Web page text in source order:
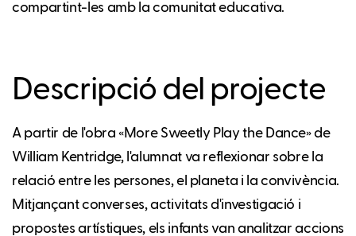
compartint-les amb la comunitat educativa.
Descripció del projecte
A partir de l'obra «More Sweetly Play the Dance» de
William Kentridge, l'alumnat va reflexionar sobre la
relació entre les persones, el planeta i la convivència.
Mitjançant converses, activitats d'investigació i
propostes artístiques, els infants van analitzar accions